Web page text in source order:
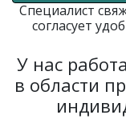
Специалист
согласует
У нас
в области